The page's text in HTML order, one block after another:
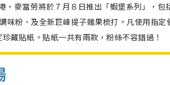
，麥當勞將於７月８日推出「蝦堡系列」，包
味粉、及全新巨峰提子雜果梳打。凡使用指定
藏貼紙。貼紙一共有兩款，粉絲不容錯過！